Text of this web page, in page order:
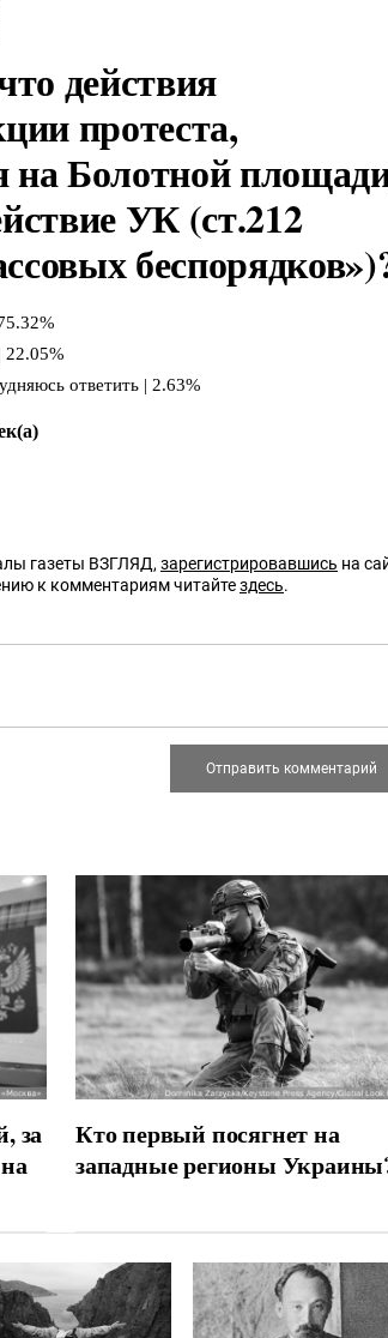
действия
протеста,
Болотной
УК (ст.212
22.05%
ответить | 2.63%
газеты ВЗГЛЯД, зарегистрировавшись на
к комментариям читайтездесь.
за
Кто первый посягнет на
западные регионы